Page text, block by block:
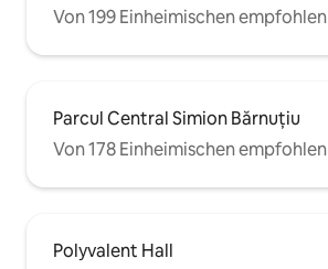
Von 199 Einheimischen empfohlen
Parcul Central Simion Bărnuțiu
Von 178 Einheimischen empfohlen
Polyvalent Hall